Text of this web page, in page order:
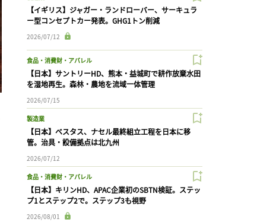
【イギリス】ジャガー・ランドローバー、サーキュラ
ー型コンセプトカー発表。GHG1トン削減
2026/07/12
食品・消費財・アパレル
【日本】サントリーHD、熊本・益城町で耕作放棄水田
を湿地再生。森林・農地を流域一体管理
2026/07/15
製造業
【日本】ベスタス、ナセル最終組立工程を日本に移
管。治具・設備拠点は北九州
2026/07/12
食品・消費財・アパレル
【日本】キリンHD、APAC企業初のSBTN検証。ステッ
プ1とステップ2で。ステップ3も視野
2026/08/01